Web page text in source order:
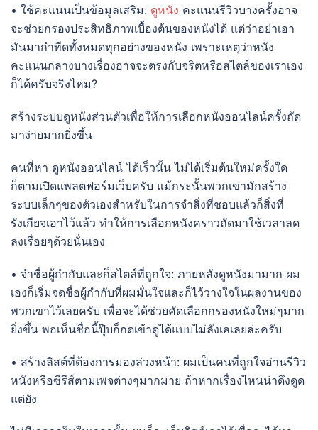
• ใช้คะแนนเป็นข้อมูลเสริม: ดูหนัง คะแนนรีวิวบางครั้งอาจ
จะช่วยกรองประสิทธิภาพเบื้องต้นของหนังได้ แต่ว่าอย่าเอา
มันมากำทีดทั้งหมดทุกอย่างของหนัง เพราะเหตุว่าหนัง
คะแนนกลางบางเรื่องอาจจะตรงกับจริตหรือสไตล์ของเราเอง
ก็ได้ครับจริงไหม?
สร้างระบบดูหนังส่วนตัวเพื่อให้การเลือกหนังออนไลน์ครั้งถัด
มาง่ายมากยิ่งขึ้น
คนที่หา ดูหนังออนไลน์ ได้เร็วนั้น ไม่ได้เริ่มต้นใหม่ครั้งใด
ก็ตามเปิดแพลตฟอร์มเว็บครับ แม้กระนั้นพวกเขามักสร้าง
ระบบเล็กๆของตัวเองสำหรับในการจำสิ่งที่ชอบแล้วก็สิ่งที่
รังเกียจเอาไว้แล้ว ทำให้การเลือกหนังคราวถัดมาใช้เวลาลด
ลงเรื่อยๆด้วยนั่นเอง
• จำชื่อผู้กำกับและก็สไตล์ที่ถูกใจ: ภายหลังดูหนังมามาก ผม
เองก็เริ่มจดชื่อผู้กำกับที่ผมมั่นใจและก็ไว้วางใจในผลงานของ
พวกเขาไว้เลยครับ เพื่อจะได้ช่วยคัดเลือกกรองหนังใหม่ๆมาก
ยิ่งขึ้น พอเห็นชื่อนี้ปุ๊บก็กดเข้าดูได้แบบไม่ลังเลเลยล่ะครับ
• สร้างลิสต์ที่ต้องการมองล่วงหน้า: ผมเป็นคนที่ถูกใจอ่านรีวิว
หนังหรือซีรีส์ตามเพจต่างๆมากมาย ถ้าหากเรื่องไหนน่าดึงดูด
แต่ยัง